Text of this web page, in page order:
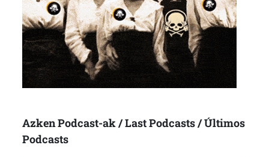
Azken Podcast-ak / Last Podcasts / Últimos
Podcasts